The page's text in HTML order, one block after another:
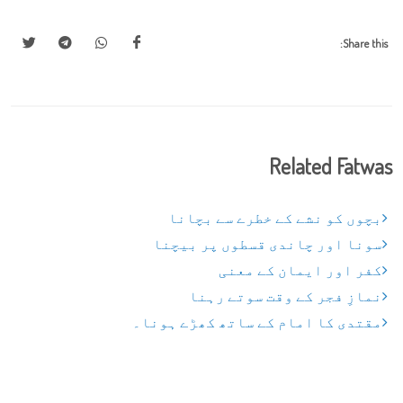
Share this:
Related Fatwas
بچوں کو نشے کے خطرے سے بچانا
سونا اور چاندی قسطوں پر بیچنا
کفر اور ایمان کے معنی
نمازِ فجر کے وقت سوتے رہنا
مقتدی کا امام کے ساتھ کھڑے ہونا۔